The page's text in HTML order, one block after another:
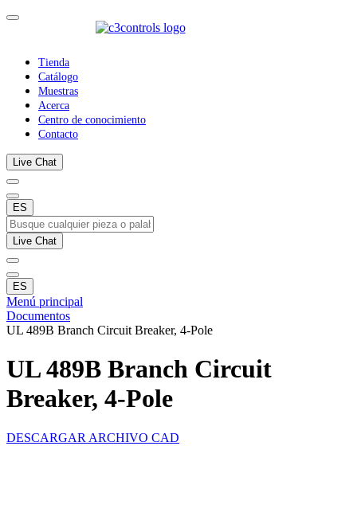
Tienda
Catálogo
Muestras
Acerca
Centro de conocimiento
Contacto
Live Chat
ES
Live Chat
ES
Menú principal
Documentos
UL 489B Branch Circuit Breaker, 4-Pole
UL 489B Branch Circuit
Breaker, 4-Pole
DESCARGAR ARCHIVO CAD